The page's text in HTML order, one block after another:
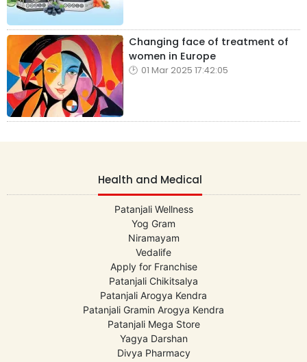
Changing face of treatment of
women in Europe
01 Mar 2025 17:42:05
Health and Medical
Patanjali Wellness
Yog Gram
Niramayam
Vedalife
Apply for Franchise
Patanjali Chikitsalya
Patanjali Arogya Kendra
Patanjali Gramin Arogya Kendra
Patanjali Mega Store
Yagya Darshan
Divya Pharmacy